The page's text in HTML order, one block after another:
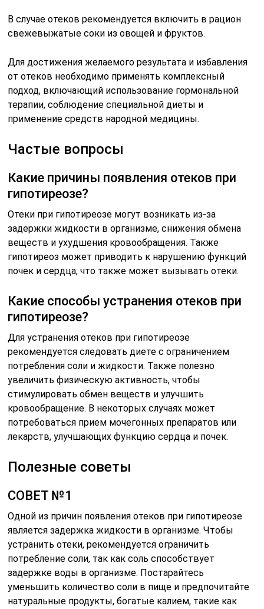
В случае отеков рекомендуется включить в рацион
свежевыжатые соки из овощей и фруктов.
Для достижения желаемого результата и избавления
от отеков необходимо применять комплексный
подход, включающий использование гормональной
терапии, соблюдение специальной диеты и
применение средств народной медицины.
Частые вопросы
Какие причины появления отеков при
гипотиреозе?
Отеки при гипотиреозе могут возникать из-за
задержки жидкости в организме, снижения обмена
веществ и ухудшения кровообращения. Также
гипотиреоз может приводить к нарушению функций
почек и сердца, что также может вызывать отеки.
Какие способы устранения отеков при
гипотиреозе?
Для устранения отеков при гипотиреозе
рекомендуется следовать диете с ограничением
потребления соли и жидкости. Также полезно
увеличить физическую активность, чтобы
стимулировать обмен веществ и улучшить
кровообращение. В некоторых случаях может
потребоваться прием мочегонных препаратов или
лекарств, улучшающих функцию сердца и почек.
Полезные советы
СОВЕТ №1
Одной из причин появления отеков при гипотиреозе
является задержка жидкости в организме. Чтобы
устранить отеки, рекомендуется ограничить
потребление соли, так как соль способствует
задержке воды в организме. Постарайтесь
уменьшить количество соли в пище и предпочитайте
натуральные продукты, богатые калием, такие как